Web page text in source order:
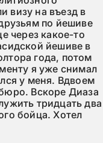
визу на въезд в
по йешиве
через какое-то
йешиве в
года, потом
я уже снимал
у меня. Вдвоем
Вскоре Диаза
тридцать два
бойца. Хотел